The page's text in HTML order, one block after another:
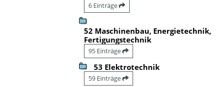
6 Einträge
52 Maschinenbau, Energietechnik,
Fertigungstechnik
95 Einträge
53 Elektrotechnik
59 Einträge